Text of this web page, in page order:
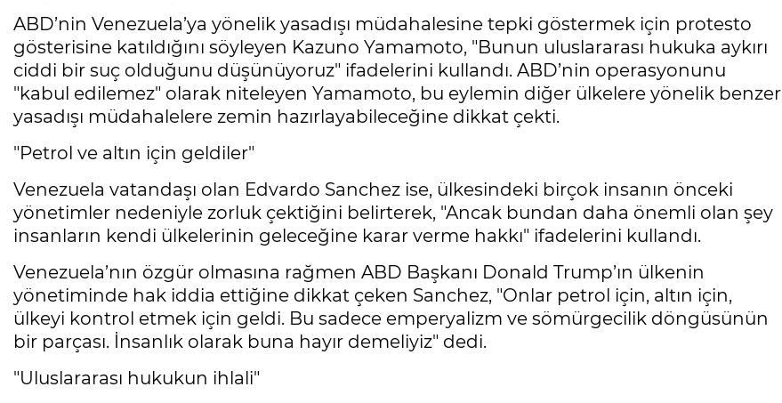
ABD’nin Venezuela’ya yönelik yasadışı müdahalesine tepki göstermek için protesto
gösterisine katıldığını söyleyen Kazuno Yamamoto, "Bunun uluslararası hukuka aykırı
ciddi bir suç olduğunu düşünüyoruz" ifadelerini kullandı. ABD’nin operasyonunu
"kabul edilemez" olarak niteleyen Yamamoto, bu eylemin diğer ülkelere yönelik benzer
yasadışı müdahalelere zemin hazırlayabileceğine dikkat çekti.
"Petrol ve altın için geldiler"
Venezuela vatandaşı olan Edvardo Sanchez ise, ülkesindeki birçok insanın önceki
yönetimler nedeniyle zorluk çektiğini belirterek, "Ancak bundan daha önemli olan şey
insanların kendi ülkelerinin geleceğine karar verme hakkı" ifadelerini kullandı.
Venezuela’nın özgür olmasına rağmen ABD Başkanı Donald Trump’ın ülkenin
yönetiminde hak iddia ettiğine dikkat çeken Sanchez, "Onlar petrol için, altın için,
ülkeyi kontrol etmek için geldi. Bu sadece emperyalizm ve sömürgecilik döngüsünün
bir parçası. İnsanlık olarak buna hayır demeliyiz" dedi.
"Uluslararası hukukun ihlali"